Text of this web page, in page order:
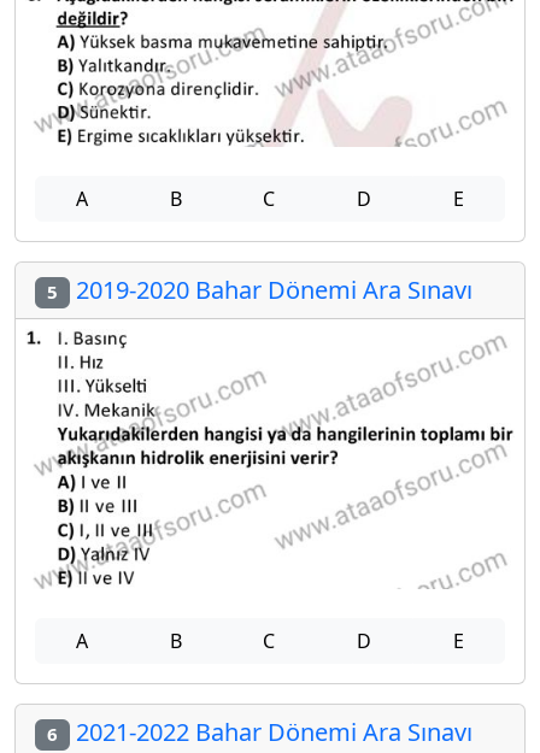
A B C D E
5 2019-2020 Bahar Dönemi Ara Sınavı
A B C D E
6 2021-2022 Bahar Dönemi Ara Sınavı